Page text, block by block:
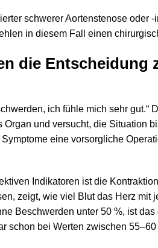
schwerer Aortenstenose oder
in diesem Fall einen
die Entscheidung
ich fühle mich sehr gut.“
und versucht, die Situation
eine vorsorgliche
Indikatoren ist die
zeigt, wie viel Blut das Herz mit
Beschwerden unter 50 %, ist
bei Werten zwischen